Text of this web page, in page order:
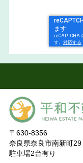
〒630-8356
奈良県奈良市南新町
駐車場2台有り